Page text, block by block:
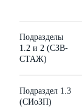
Подразделы
1.2 и 2 (СЗВ-
СТАЖ)
Подраздел 1.3
(СИоЗП)